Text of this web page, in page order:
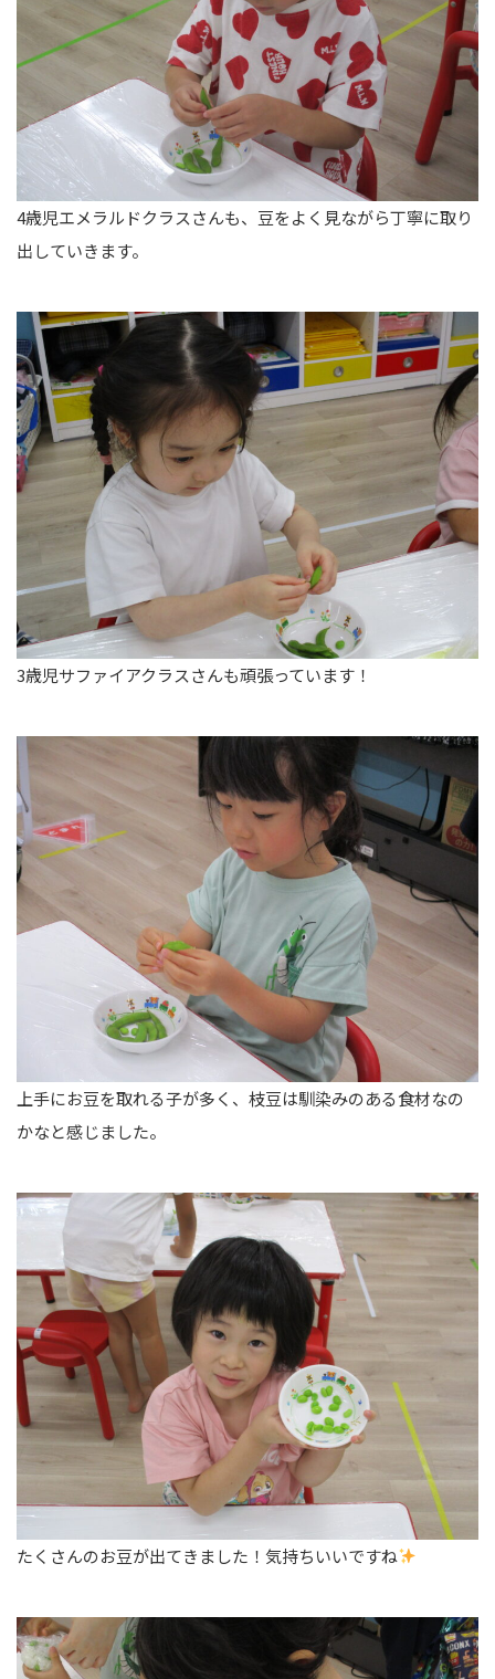
4歳児エメラルドクラスさんも、豆をよく見ながら丁寧に取り
出していきます。
3歳児サファイアクラスさんも頑張っています！
上手にお豆を取れる子が多く、枝豆は馴染みのある食材なの
かなと感じました。
たくさんのお豆が出てきました！気持ちいいですね